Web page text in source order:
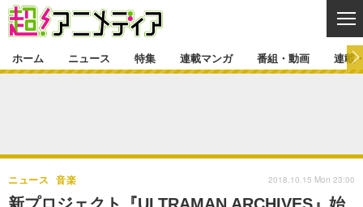
ゲーム・アプリ マンガ
特集一覧 カバー
連載マンガ
番組・動画
ホーム ニュース 特集 連載マンガ 番組・動画 連載
ニュース 音楽 2018.10.15 Mon 23:00